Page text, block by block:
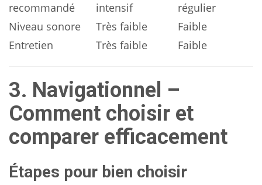
recommandé
intensif
régulier
Niveau sonore
Très faible
Faible
Entretien
Très faible Faible
3. Navigationnel –
Comment choisir et
comparer efficacement
Étapes pour bien choisir